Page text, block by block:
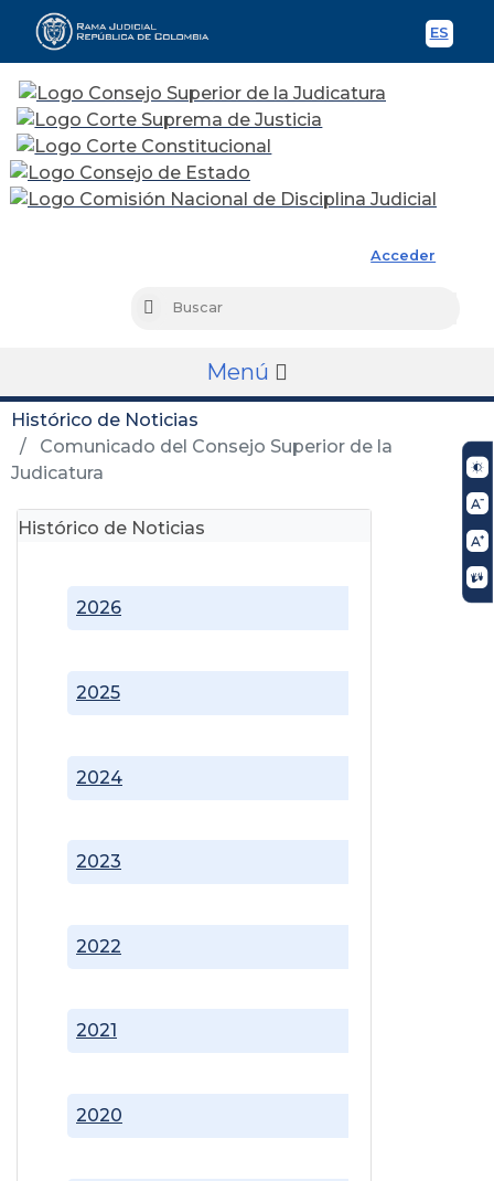
ES
Acceder
Buscar
Menú
Histórico de Noticias
Comunicado del Consejo Superior de la
Judicatura
Histórico de Noticias
2020
2021
2022
2023
2024
2025
2026